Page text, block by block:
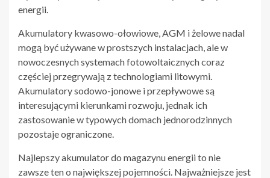
energii.
Akumulatory kwasowo-ołowiowe, AGM i żelowe nadal
mogą być używane w prostszych instalacjach, ale w
nowoczesnych systemach fotowoltaicznych coraz
częściej przegrywają z technologiami litowymi.
Akumulatory sodowo-jonowe i przepływowe są
interesującymi kierunkami rozwoju, jednak ich
zastosowanie w typowych domach jednorodzinnych
pozostaje ograniczone.
Najlepszy akumulator do magazynu energii to nie
zawsze ten o największej pojemności. Najważniejsze jest